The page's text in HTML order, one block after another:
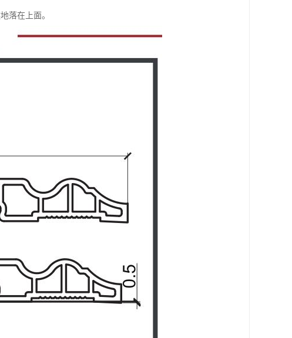
落在上面。